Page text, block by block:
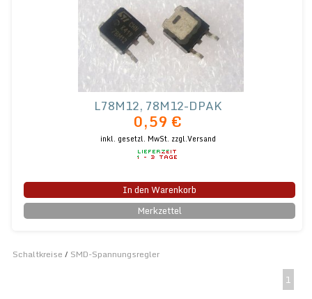
L78M12, 78M12-DPAK
0,59 €
inkl. gesetzl. MwSt. zzgl.Versand
In den Warenkorb
Merkzettel
Schaltkreise / SMD-Spannungsregler
1